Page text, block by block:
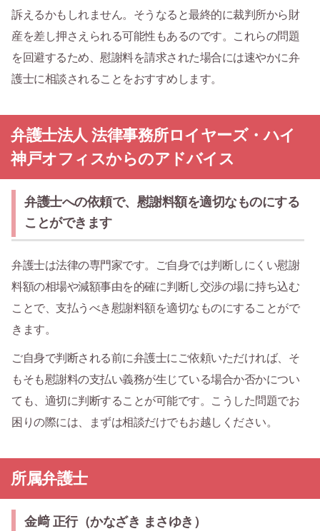
訴えるかもしれません。そうなると最終的に裁判所から財
産を差し押さえられる可能性もあるのです。これらの問題
を回避するため、慰謝料を請求された場合には速やかに弁
護士に相談されることをおすすめします。
弁護士法人 法律事務所ロイヤーズ・ハイ
神戸オフィスからのアドバイス
弁護士への依頼で、慰謝料額を適切なものにする
ことができます
弁護士は法律の専門家です。ご自身では判断しにくい慰謝
料額の相場や減額事由を的確に判断し交渉の場に持ち込む
ことで、支払うべき慰謝料額を適切なものにすることがで
きます。
ご自身で判断される前に弁護士にご依頼いただければ、そ
もそも慰謝料の支払い義務が生じている場合か否かについ
ても、適切に判断することが可能です。こうした問題でお
困りの際には、まずは相談だけでもお越しください。
所属弁護士
金﨑 正行（かなざき まさゆき）